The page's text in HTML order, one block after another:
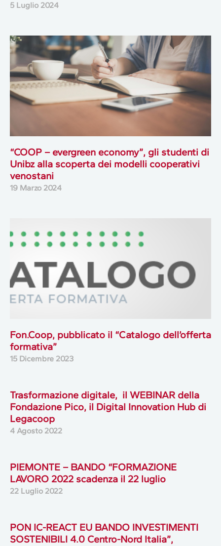
5 Luglio 2024
“COOP – evergreen economy”, gli studenti di
Unibz alla scoperta dei modelli cooperativi
venostani
19 Marzo 2024
Fon.Coop, pubblicato il “Catalogo dell’offerta
formativa”
15 Dicembre 2023
Trasformazione digitale, il WEBINAR della
Fondazione Pico, il Digital Innovation Hub di
Legacoop
4 Agosto 2022
PIEMONTE – BANDO “FORMAZIONE
LAVORO 2022 scadenza il 22 luglio
22 Luglio 2022
PON IC-REACT EU BANDO INVESTIMENTI
SOSTENIBILI 4.0 Centro-Nord Italia”,